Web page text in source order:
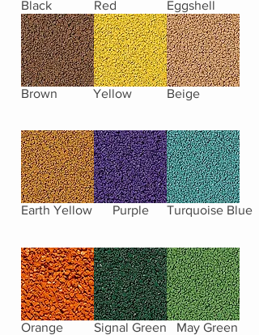
Black Red Eggshell
Beige
Yellow
Brown
Earth Yellow Turquoise Blue
Purple
Signal Green May Green
Orange